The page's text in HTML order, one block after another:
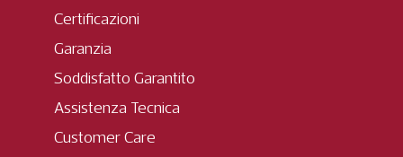
Certificazioni
Garanzia
Soddisfatto Garantito
Assistenza Tecnica
Customer Care